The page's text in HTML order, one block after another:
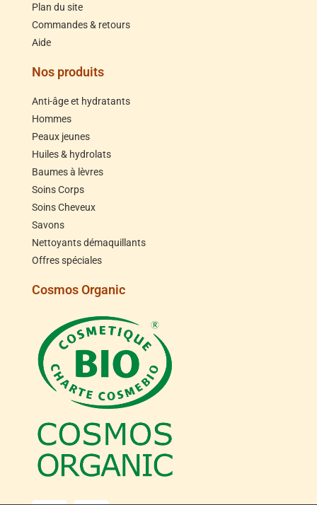
Plan du site
Commandes & retours
Aide
Nos produits
Anti-âge et hydratants
Hommes
Peaux jeunes
Huiles & hydrolats
Baumes à lèvres
Soins Corps
Soins Cheveux
Savons
Nettoyants démaquillants
Offres spéciales
Cosmos Organic